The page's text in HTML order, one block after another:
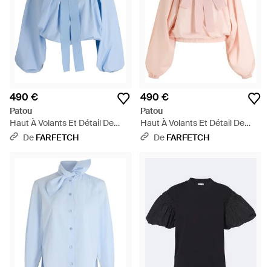
490 €
Patou
Haut À Volants Et Détail De
Nœud - Bleu
De FARFETCH
490 €
Patou
Haut À Volants Et Détail De
Nœud - Rose
De FARFETCH